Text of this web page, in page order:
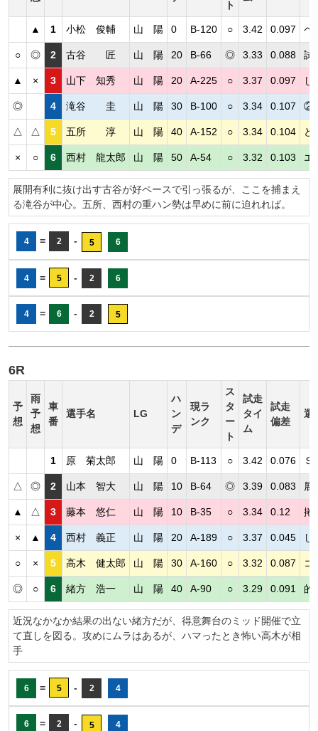
ト
▲ 1 小松 俊輔 山 陽 0 B-120 ○ 3.42 0.097 ペ
○ ◎ 2 古谷 匠 山 陽 20 B-66 ◎ 3.33 0.088 試
▲ × 3 山下 知秀 山 陽 20 A-225 ○ 3.37 0.097 し
◎ 4 滝谷 圭 山 陽 30 B-100 ○ 3.34 0.107 ②
△ △ 5 五所 淳 山 陽 40 A-152 ○ 3.34 0.104 ど
× ○ 6 西村 龍太郎 山 陽 50 A-54 ○ 3.32 0.103 エ
展開有利に抜け出す古谷が好ペースで引っ張るが、ここを捕まえ
る滝谷が中心。五所、西村の重ハン勢は早めに前に迫れれば。
4 = 2 - 5 6
4 = 5 - 2 6
4 = 6 - 2 5
6R
予
想
雨
予
想
車
番
選手名 LG
ハ
ン
デ
現ラ
ンク
ス
タ
ー
ト
試走
タイ
ム
試走
偏差
選
1 原 菊太郎 山 陽 0 B-113 ○ 3.42 0.076 Ｓ
△ ◎ 2 山本 智大 山 陽 10 B-64 ◎ 3.39 0.083 展
▲ △ 3 藤本 悠仁 山 陽 10 B-35 ○ 3.34 0.12 捲
× ▲ 4 西村 義正 山 陽 20 A-189 ○ 3.37 0.045 し
○ × 5 高木 健太郎 山 陽 30 A-160 ○ 3.32 0.087 コ
◎ ○ 6 緒方 浩一 山 陽 40 A-90 ○ 3.29 0.091 的
近況なかなか結果の出ない緒方だが、得意舞台のミッド開催で立
て直しを図る。攻めにムラはあるが、ハマったとき怖い高木が相
手
6 = 5 - 2 4
6 = 2 - 5 4